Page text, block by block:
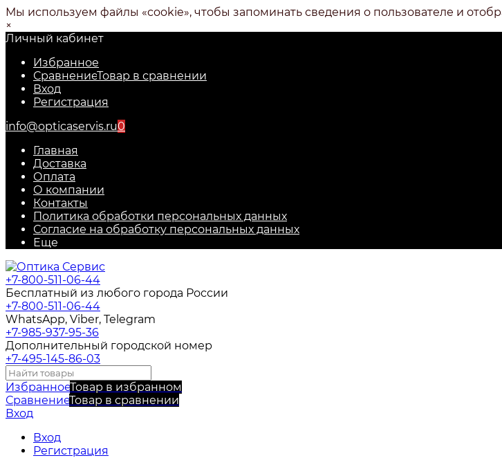
Мы используем файлы «cookie», чтобы запоминать сведения о пользователе и
×
Личный кабинет
Избранное
СравнениеТовар в сравнении
Вход
Регистрация
info@opticaservis.ru0
Главная
Доставка
Оплата
О компании
Контакты
Политика обработки персональных данных
Согласие на обработку персональных данных
Еще
+7-800-511-06-44
Бесплатный из любого города России
+7-800-511-06-44
WhatsApp, Viber, Telegram
+7-985-937-95-36
Дополнительный городской номер
+7-495-145-86-03
ИзбранноеТовар в избранном
СравнениеТовар в сравнении
Вход
Вход
Регистрация